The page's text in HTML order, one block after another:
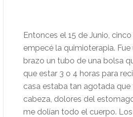
Entonces el 15 de Junio,
empecé la quimioterapia.
brazo un tubo de una bolsa
que estar 3 o 4 horas para
casa estaba tan agotada que
cabeza, dolores del
me dolían todo el cuerpo.